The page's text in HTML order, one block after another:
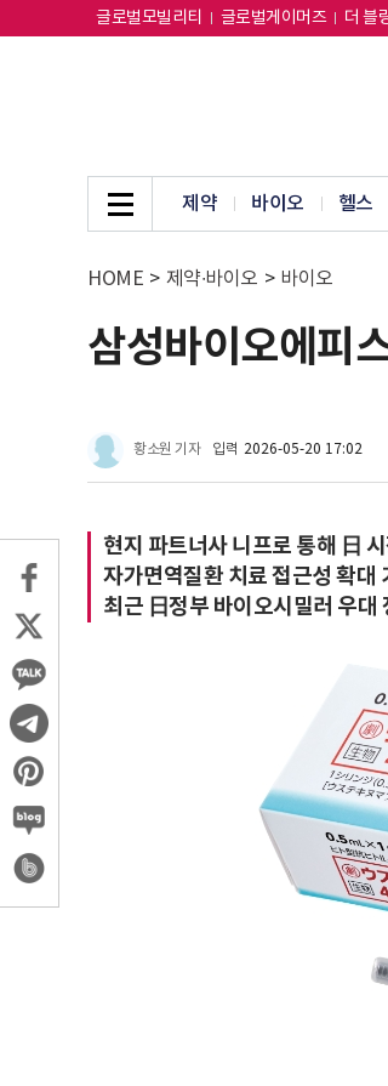
글로벌모빌리티 글로벌게이머즈 더 블
제약 바이오 헬스
HOME > 제약∙바이오 > 바이오
삼성바이오에피
황소원 기자 입력 2026-05-20 17:02
현지 파트너사 니프로 통해 日
자가면역질환 치료 접근성 확대
최근 日정부 바이오시밀러 우대